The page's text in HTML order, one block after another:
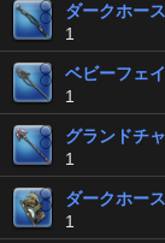
ダークホー
1
ベビーフェ
1
グランドチ
1
ダークホー
1